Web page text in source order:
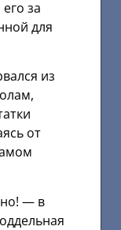
за
для
из
от
— в